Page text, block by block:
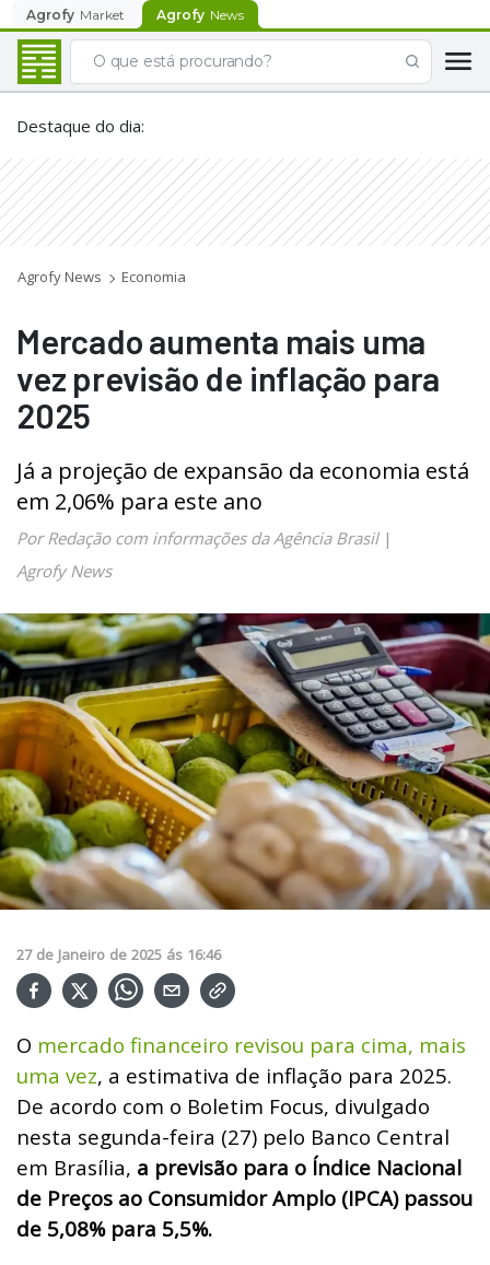
Agrofy Market Agrofy News
Destaque do dia:
Agrofy News Economia
Mercado aumenta mais uma
vez previsão de inflação para
2025
Já a projeção de expansão da economia está
em 2,06% para este ano
Por Redação com informações da Agência Brasil|
Agrofy News
27 de Janeiro de 2025 ás 16:46
O mercado financeiro revisou para cima, mais
uma vez, a estimativa de inflação para 2025.
De acordo com o Boletim Focus, divulgado
nesta segunda-feira (27) pelo Banco Central
em Brasília, a previsão para o Índice Nacional
de Preços ao Consumidor Amplo (IPCA) passou
de 5,08% para 5,5%.